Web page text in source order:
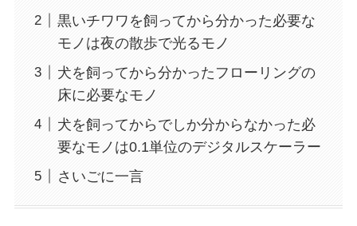
黒いチワワを飼ってから分かった必要な
モノは夜の散歩で光るモノ
犬を飼ってから分かったフローリングの
床に必要なモノ
犬を飼ってからでしか分からなかった必
要なモノは0.1単位のデジタルスケーラー
さいごに一言